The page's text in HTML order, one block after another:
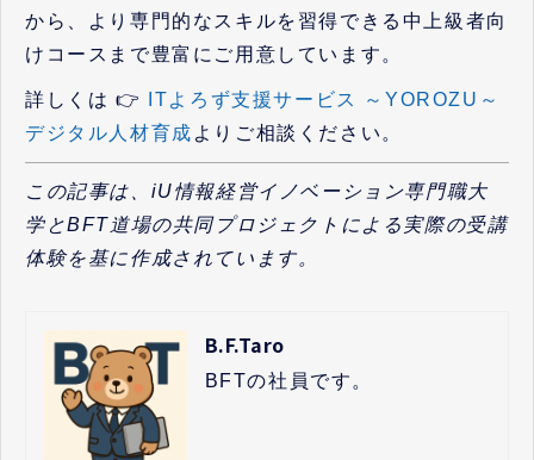
から、より専門的なスキルを習得できる中上級者向
けコースまで豊富にご用意しています。
詳しくは 👉
ITよろず支援サービス ～YOROZU～
デジタル人材育成 よりご相談ください。
この記事は、iU情報経営イノベーション専門職大
学とBFT道場の共同プロジェクトによる実際の受講
体験を基に作成されています。
B.F.Taro
BFTの社員です。